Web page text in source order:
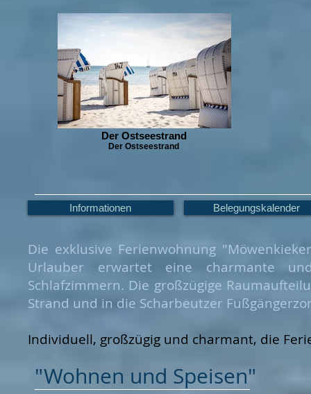
Der Ostseestrand
Der Ostseestrand
Informationen Belegungskalender
Die exklusive Ferienwohnung
Urlauber erwartet eine charmante
Schlafzimmern. Die großzügige
Strand und in die Scharbeutzer
Individuell, großzügig und charmant, die
"Wohnen und Speisen"